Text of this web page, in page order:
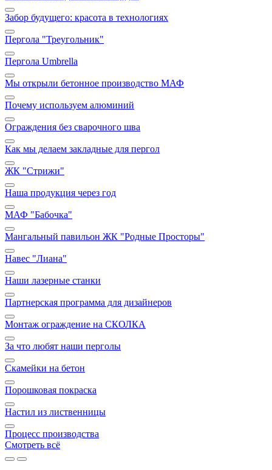
Забор будущего: красота в технологиях
Пергола "Треугольник"
Пергола Umbrella
Мы открыли бетонное производство МАФ
Почему используем алюминий
Ограждения без сварочного шва
Как мы делаем закладные для пергол
ЖК "Стрижи"
Наша продукция через год
МАФ "Бабочка"
Мангальный павильон ЖК "Родные Просторы"
Навес "Лиана"
Наши лазерные станки
Партнерская программа для дизайнеров
Монтаж ограждение на СКОЛКА
За что любят наши перголы
Скамейки на бетон
Порошковая покраска
Настил из лиственницы
Процесс производства
Смотреть всё